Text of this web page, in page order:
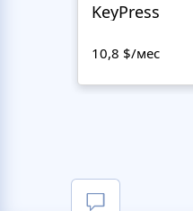
KeyPress
10,8 $/мес